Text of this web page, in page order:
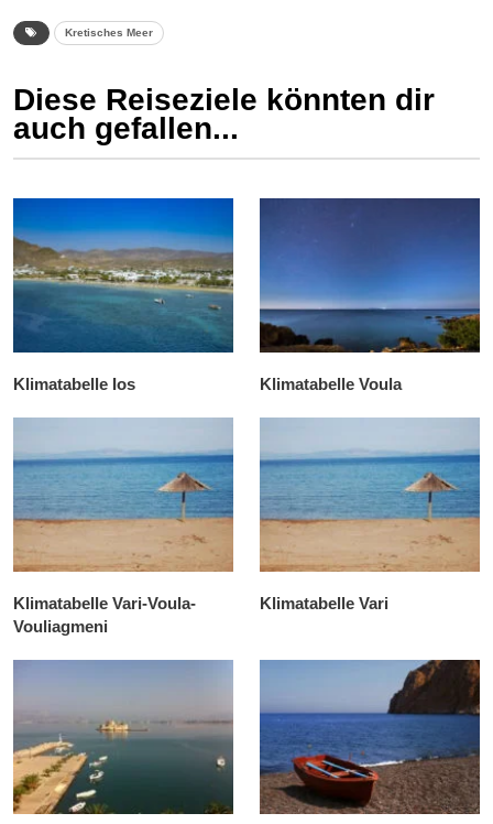
Kretisches Meer
Diese Reiseziele könnten dir
auch gefallen...
Klimatabelle Ios Klimatabelle Voula
Klimatabelle Vari-Voula-
Vouliagmeni
Klimatabelle Vari